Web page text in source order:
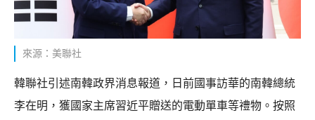
來源：美聯社
韓聯社引述南韓政界消息報道，日前國事訪華的南韓總統
李在明，獲國家主席習近平贈送的電動單車等禮物。按照